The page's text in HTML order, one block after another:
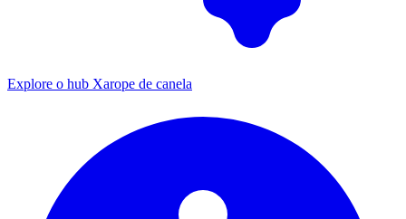
Explore o hub Xarope de canela